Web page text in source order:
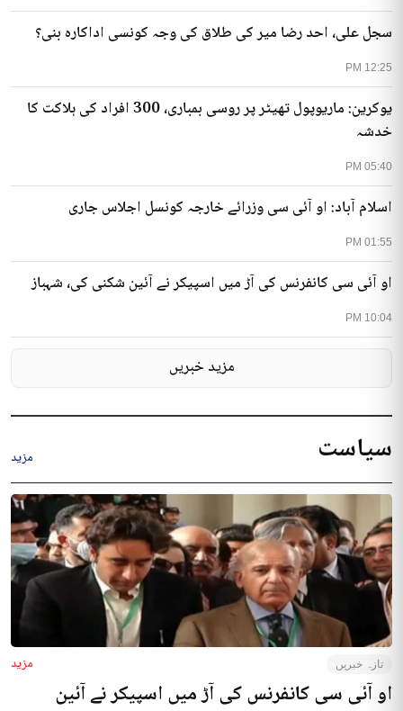
12:25 PM
سجل علی، احد رضا میر کی طلاق کی وجہ کونسی اداکارہ بنی؟
05:40 PM
یوکرین: ماریوپول تھیٹر پر روسی بمباری، 300 افراد کی ہلاکت کا
خدشہ
01:55 PM
اسلام آباد: او آئی سی وزرائے خارجہ کونسل اجلاس جاری
10:04 PM
او آئی سی کانفرنس کی آڑ میں اسپیکر نے آئین شکنی کی، شہباز
مزید خبریں
سیاست مزید
تازہ خبریں مزید
او آئی سی کانفرنس کی آڑ میں اسپیکر نے آئین